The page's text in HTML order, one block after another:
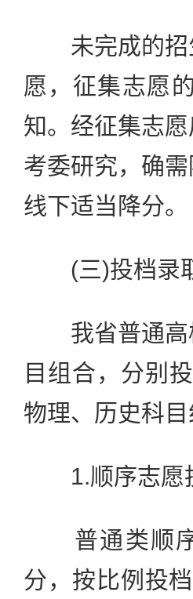
未完成的招
愿，征集志愿
知。经征集志
考委研究，确
线下适当降分。
(三)投档录
我省普通高
目组合，分别
物理、历史科
1.顺序志愿
普通类顺序
分，按比例投